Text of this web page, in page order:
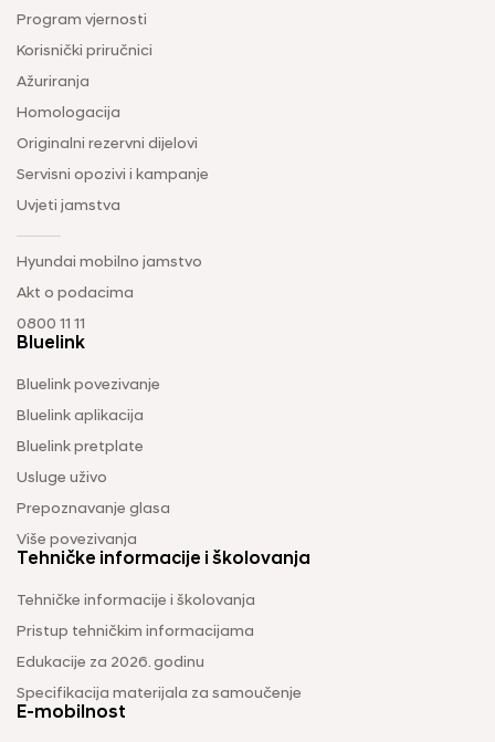
Program vjernosti
Korisnički priručnici
Ažuriranja
Homologacija
Originalni rezervni dijelovi
Servisni opozivi i kampanje
Uvjeti jamstva
Hyundai mobilno jamstvo
Akt o podacima
0800 11 11
Bluelink
Bluelink povezivanje
Bluelink aplikacija
Bluelink pretplate
Usluge uživo
Prepoznavanje glasa
Više povezivanja
Tehničke informacije i školovanja
Tehničke informacije i školovanja
Pristup tehničkim informacijama
Edukacije za 2026. godinu
Specifikacija materijala za samoučenje
E-mobilnost